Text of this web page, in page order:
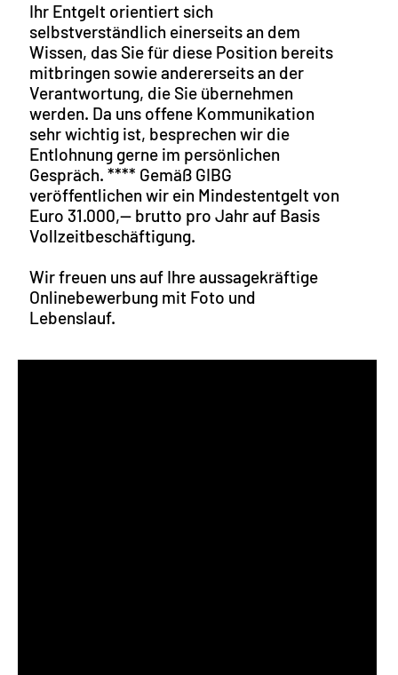
Ihr Entgelt orientiert sich
selbstverständlich einerseits an dem
Wissen, das Sie für diese Position bereits
mitbringen sowie andererseits an der
Verantwortung, die Sie übernehmen
werden. Da uns offene Kommunikation
sehr wichtig ist, besprechen wir die
Entlohnung gerne im persönlichen
Gespräch. **** Gemäß GIBG
veröffentlichen wir ein Mindestentgelt von
Euro 31.000,-- brutto pro Jahr auf Basis
Vollzeitbeschäftigung.
Wir freuen uns auf Ihre aussagekräftige
Onlinebewerbung mit Foto und
Lebenslauf.